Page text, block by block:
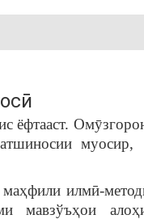
ёфтааст.
муосир,
маҳфили илмӣ-
мавзўъҳои